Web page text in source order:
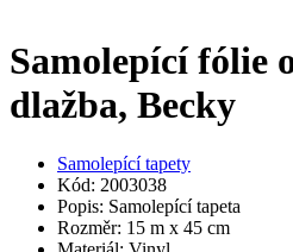
Samolepící fólie
dlažba, Becky
Samolepící tapety
Kód: 2003038
Popis: Samolepící tapeta
Rozměr: 15 m x 45 cm